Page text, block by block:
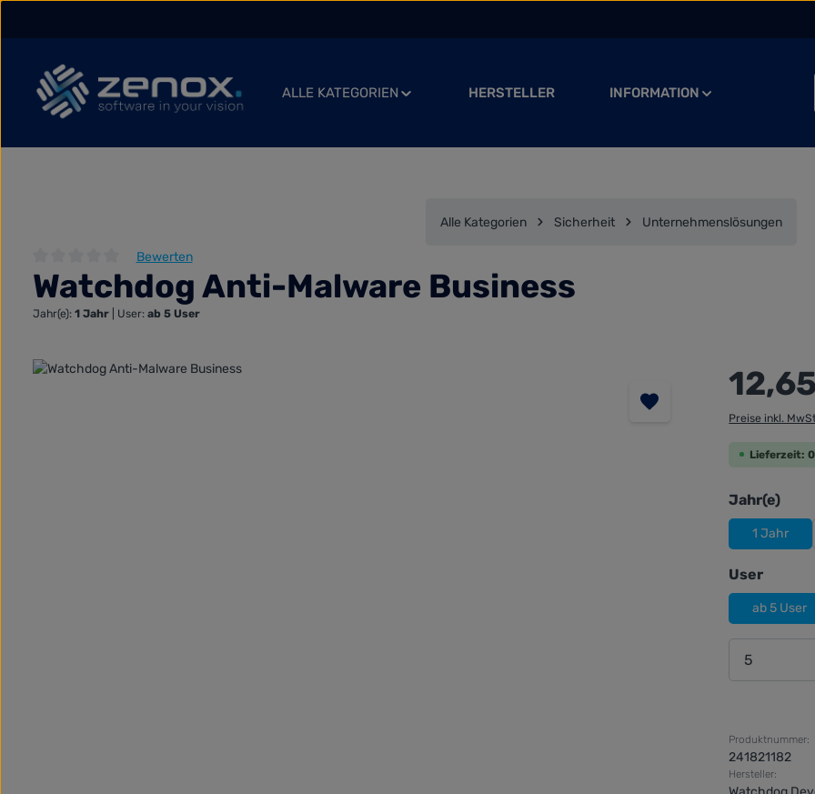
ALLE KATEGORIEN HERSTELLER INFORMATION
Alle Kategorien Sicherheit Unternehmenslösungen
Durchschnittliche Bewertung von 0 von 5 Sternen
Bewerten
Watchdog Anti-Malware Business
Jahr(e): 1 Jahr User: ab 5 User
Bildergalerie überspringen Regulärer Preis:
Preise inkl.
Lieferzeit:
Jahr(e)
1 Jahr
User
ab 5 User
Produktnummer:
241821182
Hersteller: